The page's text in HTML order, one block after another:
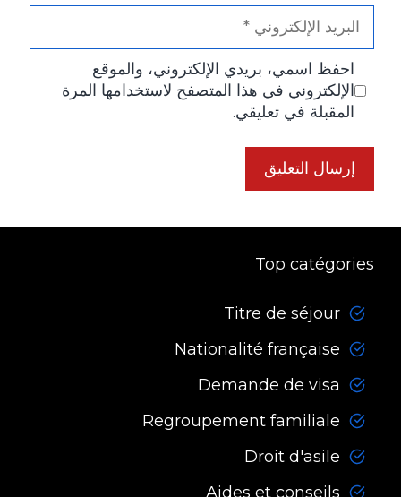
البريد
الإلكتروني
احفظ اسمي، بريدي الإلكتروني، والموقع
الإلكتروني في هذا المتصفح لاستخدامها المرة
المقبلة في تعليقي.
Top catégories
Titre de séjour
Nationalité française
Demande de visa
Regroupement familiale
Droit d'asile
Aides et conseils